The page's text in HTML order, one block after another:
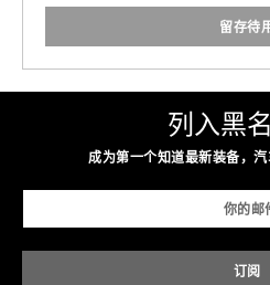
留存待
列入黑名
成为第一个知道最新装备，汽